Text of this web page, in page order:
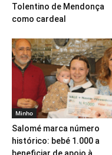
Tolentino de Mendonça
como cardeal
Minho
Salomé marca número
histórico: bebé 1.000 a